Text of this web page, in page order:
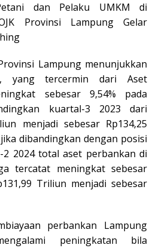
dan Pelaku UMKM di
Provinsi Lampung Gelar
Lampung menunjukkan
yang tercermin dari Aset
sebesar 9,54% pada
kuartal-3 2023 dari
menjadi sebesar Rp134,25
dibandingkan dengan posisi
2 2024 total aset perbankan di
tercatat meningkat sebesar
Triliun menjadi sebesar
perbankan Lampung
peningkatan bila